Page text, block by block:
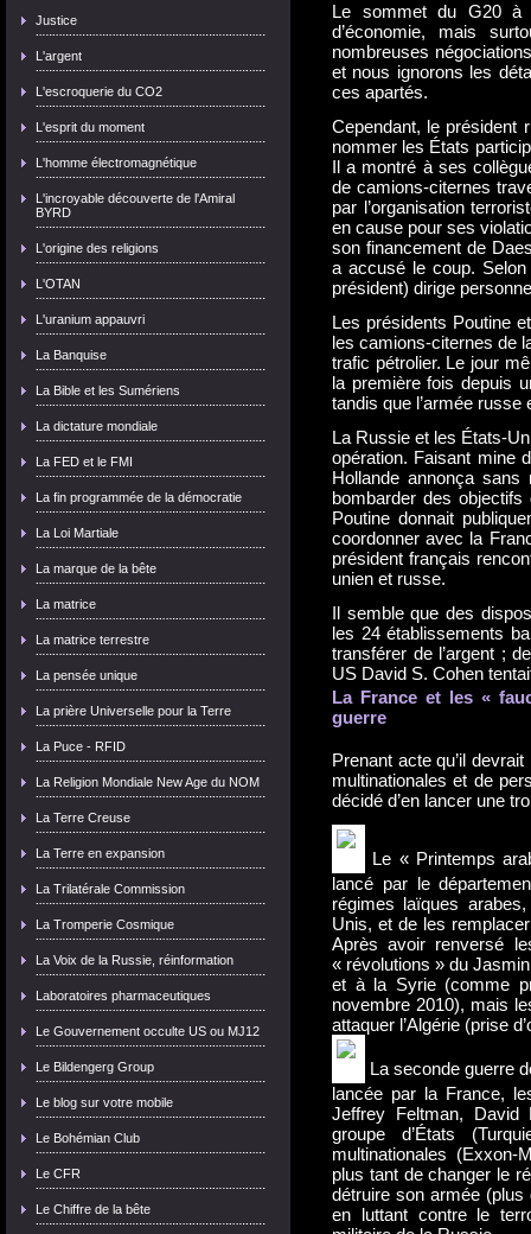
Justice
L'argent
L'escroquerie du CO2
L'esprit du moment
L'homme électromagnétique
L'incroyable découverte de l'Amiral
BYRD
L'origine des religions
L'OTAN
L'uranium appauvri
La Banquise
La Bible et les Sumériens
La dictature mondiale
La FED et le FMI
La fin programmée de la démocratie
La Loi Martiale
La marque de la bête
La matrice
La matrice terrestre
La pensée unique
La prière Universelle pour la Terre
La Puce - RFID
La Religion Mondiale New Age du NOM
La Terre Creuse
La Terre en expansion
La Trilatérale Commission
La Tromperie Cosmique
La Voix de la Russie, réinformation
Laboratoires pharmaceutiques
Le Gouvernement occulte US ou MJ12
Le Bildengerg Group
Le blog sur votre mobile
Le Bohémian Club
Le CFR
Le Chiffre de la bête
Le sommet du G20 à
d’économie, mais
nombreuses
et nous ignorons les
ces apartés.
Cependant, le président
nommer les États
Il a montré à ses
de camions-citernes
par l’organisation
en cause pour ses
son financement de
a accusé le coup. Selon
président) dirige
Les présidents Poutine
les camions-citernes de
trafic pétrolier. Le jour
la première fois depuis
tandis que l’armée
La Russie et les États-
opération. Faisant mine
Hollande annonça
bombarder des
Poutine donnait
coordonner avec la
président français
unien et russe.
Il semble que des
les 24 établissements
transférer de l’argent ;
US David S. Cohen
La France et les «
guerre
Prenant acte qu’il
multinationales et de
décidé d’en lancer une
Le « Printemps
lancé par le
régimes laïques
Unis, et de les
Après avoir renversé
« révolutions » du
et à la Syrie (comme
novembre 2010), mais
attaquer l’Algérie (prise
La seconde guerre
lancée par la France,
Jeffrey Feltman,
groupe d’États
multinationales (Exxon-
plus tant de changer le
détruire son armée
en luttant contre le